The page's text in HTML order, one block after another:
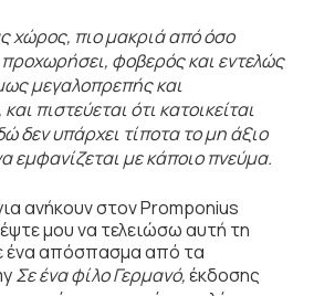
χώρος, πιο μακριά από όσο
προχωρήσει, φοβερός και εντελώς
μεγαλοπρεπής και
πιστεύεται ότι κατοικείται
δεν υπάρχει τίποτα το μη άξιο
εμφανίζεται με κάποιο πνεύμα.
ανήκουν στον Promponius
μου να τελειώσω αυτή τη
ένα απόσπασμα από τα
Σε ένα φίλο Γερμανό,έκδοσης